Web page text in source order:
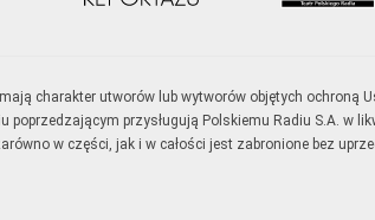
charakter utworów lub wytworów objętych ochroną
przysługują Polskiemu Radiu S.A. w
w części, jak i w całości jest zabronione bez